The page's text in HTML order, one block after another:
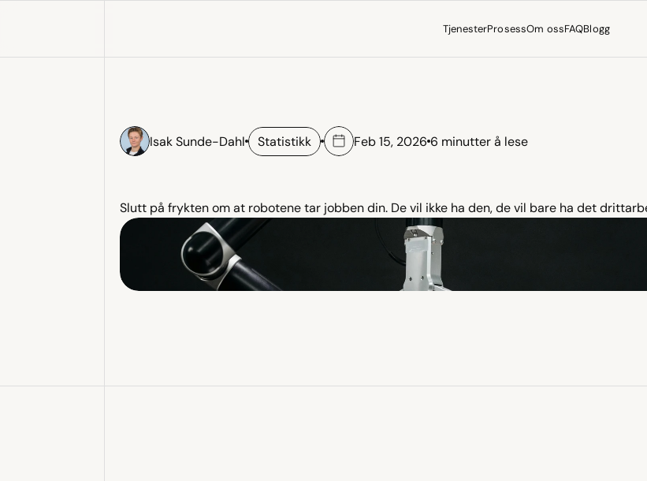
TjenesterProsessOm ossFAQBlogg
Isak Sunde-Dahl Statistikk Feb 15, 2026 6 minutter å lese
Slutt på frykten om at robotene tar jobben din. De vil ikke ha den, de vil bare ha det